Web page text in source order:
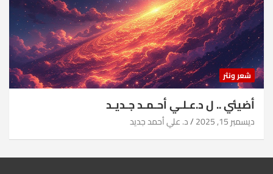
شعر ونثر
أضيئي .. ل د.عـلـي أحـمـد جـديـد
ديسمبر 15, 2025 د. علي أحمد جديد